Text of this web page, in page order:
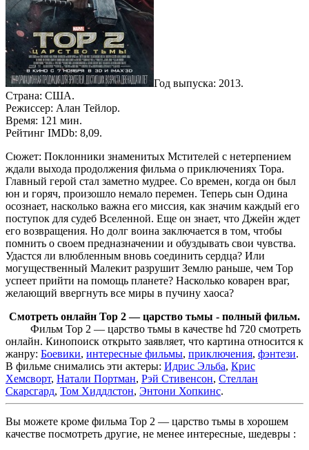
Год выпуска: 2013.
Страна: США.
Режиссер: Алан Тейлор.
Время: 121 мин.
Рейтинг IMDb: 8,09.
Сюжет: Поклонники знаменитых Мстителей с нетерпением
ждали выхода продолжения фильма о приключениях Тора.
Главный герой стал заметно мудрее. Со времен, когда он был
юн и горяч, произошло немало перемен. Теперь сын Одина
осознает, насколько важна его миссия, как значим каждый его
поступок для судеб Вселенной. Еще он знает, что Джейн ждет
его возвращения. Но долг воина заключается в том, чтобы
помнить о своем предназначении и обуздывать свои чувства.
Удастся ли влюбленным вновь соединить сердца? Или
могущественный Малекит разрушит Землю раньше, чем Тор
успеет прийти на помощь планете? Насколько коварен враг,
желающий ввергнуть все миры в пучину хаоса?
Смотреть онлайн Тор 2 — царство тьмы - полный фильм.
Фильм Тор 2 — царство тьмы в качестве hd 720 смотреть
онлайн. Кинопоиск открыто заявляет, что картина относится к
жанру: Боевики, интересные фильмы, приключения, фэнтези.
В фильме снимались эти актеры: Идрис Эльба, Крис
Хемсворт, Натали Портман, Рэй Стивенсон, Стеллан
Скарсгард, Том Хиддлстон, Энтони Хопкинс.
Вы можете кроме фильма Тор 2 — царство тьмы в хорошем
качестве посмотреть другие, не менее интересные, шедевры :